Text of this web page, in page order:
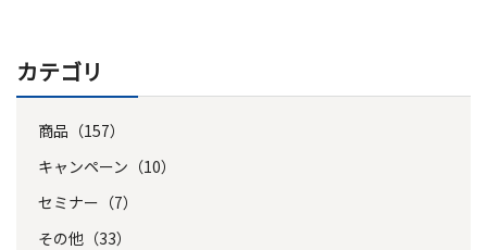
カテゴリ
商品（157）
キャンペーン（10）
セミナー（7）
その他（33）